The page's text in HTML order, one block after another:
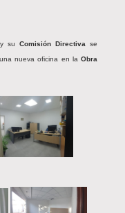
y su Comisión Directiva se
nueva oficina en laObra